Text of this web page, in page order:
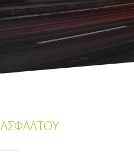
ΑΣΦΑΛΤΟΥ